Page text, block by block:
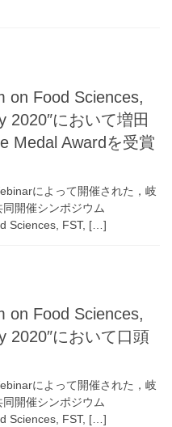
on Food Sciences,
2020″において増田
Medal Awardを受賞
によって開催された，岐
開催シンポジウム
Sciences, FST, […]
on Food Sciences,
2020″において口頭
によって開催された，岐
開催シンポジウム
Sciences, FST, […]